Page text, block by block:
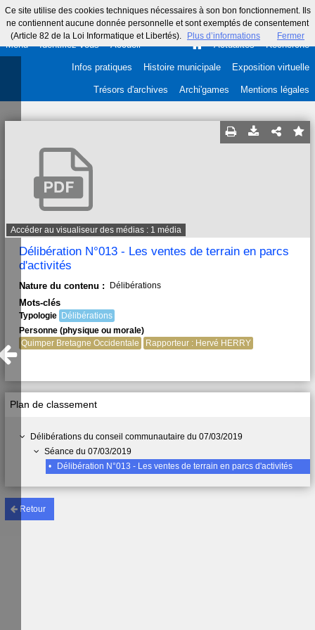
Ce site utilise des cookies techniques nécessaires à son bon fonctionnement. Ils
ne contiennent aucune donnée personnelle et sont exemptés de consentement
(Article 82 de la Loi Informatique et Libertés).
Plus d’informations Fermer
Menu Identifiez-vous Accueil Actualités Recherche
Infos pratiques Histoire municipale Exposition virtuelle
Trésors d'archives Archi'games Mentions légales
Retour
Plan de classement
Délibérations du conseil communautaire du 07/03/2019
Séance du 07/03/2019
•
Délibération N°013 - Les ventes de terrain en parcs d'activités
Accéder au visualiseur des médias : 1 média
Délibération N°013 - Les ventes de terrain en parcs
d'activités
Nature du contenu : Délibérations
Mots-clés
Typologie Délibérations
Personne (physique ou morale)
Quimper Bretagne Occidentale
Rapporteur : Hervé HERRY